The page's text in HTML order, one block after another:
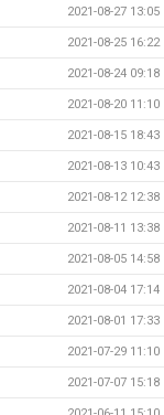
2021-08-27 13:05
2021-08-25 16:22
2021-08-24 09:18
2021-08-20 11:10
2021-08-15 18:43
2021-08-13 10:43
2021-08-12 12:38
2021-08-11 13:38
2021-08-05 14:58
2021-08-04 17:14
2021-08-01 17:33
2021-07-29 11:10
2021-07-07 15:18